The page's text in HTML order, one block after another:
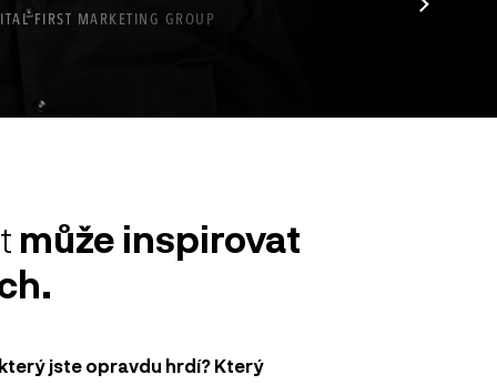
FIRST MARKETING GROUP
může inspirovat
jste opravdu hrdí? Který